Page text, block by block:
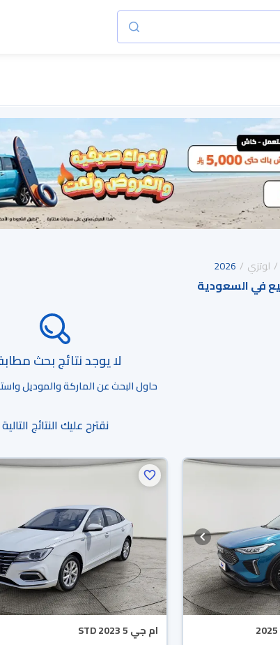
لوتزي 2026
لا يوجد نتائج بحث
حاول البحث عن الماركة والموديل
نقترح عليك النتائج التالية
ام جي 5 STD 2023